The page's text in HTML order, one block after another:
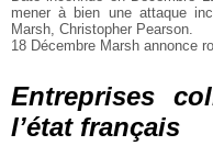
mener à bien une attaque
Marsh, Christopher Pearson.
18 Décembre Marsh annonce
Entreprises
l’état français